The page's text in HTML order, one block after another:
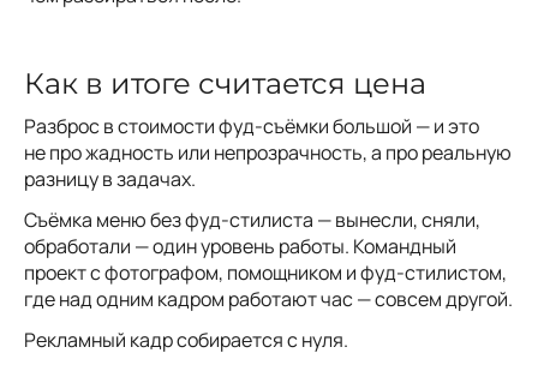
Как в итоге считается цена
Разброс в стоимости фуд-съёмки большой — и это
не про жадность или непрозрачность, а про реальную
разницу в задачах.
Съёмка меню без фуд-стилиста — вынесли, сняли,
обработали — один уровень работы. Командный
проект с фотографом, помощником и фуд-стилистом,
где над одним кадром работают час — совсем другой.
Рекламный кадр собирается с нуля.